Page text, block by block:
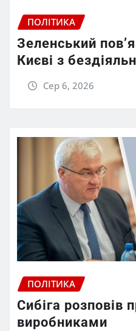
ПОЛІТИКА
Зеленський
Києві з
Сер 6, 2026
ПОЛІТИКА
Сибіга розповів
виробниками